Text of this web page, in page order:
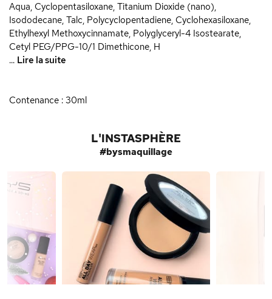
Aqua, Cyclopentasiloxane, Titanium Dioxide (nano),
Isododecane, Talc, Polycyclopentadiene, Cyclohexasiloxane,
Ethylhexyl Methoxycinnamate, Polyglyceryl-4 Isostearate,
Cetyl PEG/PPG-10/1 Dimethicone, H
... Lire la suite
Contenance : 30ml
L'INSTASPHÈRE
#bysmaquillage